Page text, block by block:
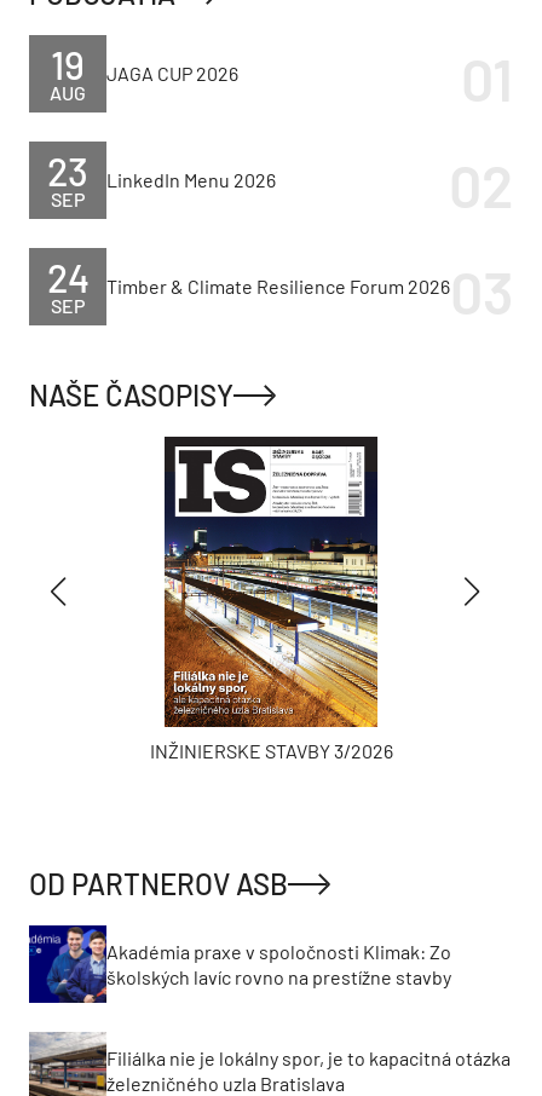
AUG
19 JAGA CUP 2026
SEP
23 LinkedIn Menu 2026
SEP
24 Timber & Climate Resilience Forum 2026
NAŠE ČASOPISY
INŽINIERSKE STAVBY 3/2026
OD PARTNEROV ASB
Akadémia praxe v spoločnosti Klimak: Zo
školských lavíc rovno na prestížne stavby
Filiálka nie je lokálny spor, je to kapacitná otázka
železničného uzla Bratislava